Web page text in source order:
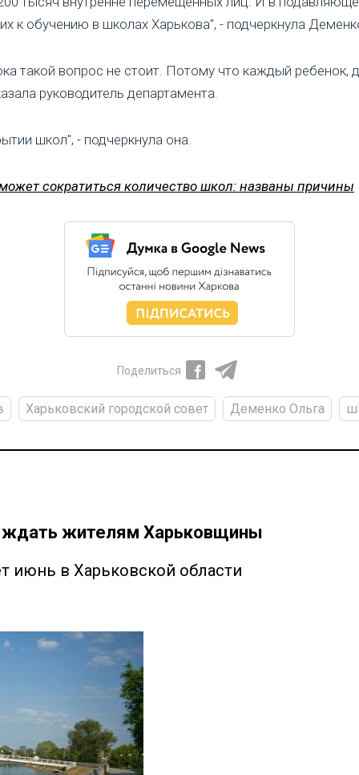
к обучению в школах Харькова", - подчеркнула
такой вопрос не стоит. Потому что каждый ребенок,
руководитель департамента.
школ", - подчеркнула она.
сократиться количество школ: названы причины
Поделиться
Харьковский городской совет Деменко Ольга
ждать жителям Харьковщины
июнь в Харьковской области